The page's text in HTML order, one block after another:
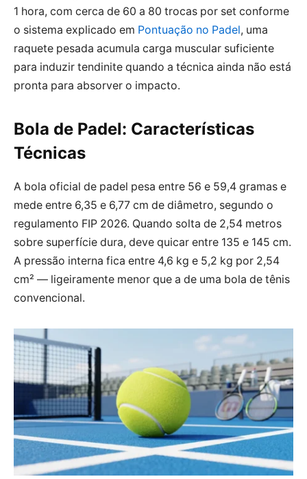
1 hora, com cerca de 60 a 80 trocas por set conforme
o sistema explicado em Pontuação no Padel, uma
raquete pesada acumula carga muscular suficiente
para induzir tendinite quando a técnica ainda não está
pronta para absorver o impacto.
Bola de Padel: Características
Técnicas
A bola oficial de padel pesa entre 56 e 59,4 gramas e
mede entre 6,35 e 6,77 cm de diâmetro, segundo o
regulamento FIP 2026. Quando solta de 2,54 metros
sobre superfície dura, deve quicar entre 135 e 145 cm.
A pressão interna fica entre 4,6 kg e 5,2 kg por 2,54
cm² — ligeiramente menor que a de uma bola de tênis
convencional.